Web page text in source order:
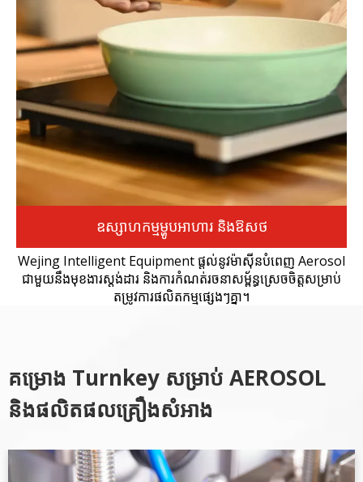
អាចបត់បែនបាន។
បំពេញតាមស្តង់ដារ GMP និង FDA យើងផ្តល់ជូននូវឧបករណ៍បំពេញ
បន្ទប់ស្អាតដែលសមរម្យសម្រាប់ថ្នាំបាញ់ថ្នាំ ផលិតផលថែរក្សាមាត់ និង
ប្រេងបាញ់អាហារ។ ការវាស់ស្ទង់ច្បាស់លាស់ និងបច្ចេកវិជ្ជាបំពេញគ្មានការ
ឧស្សាហកម្មម្ហូបអាហារ និងឱសថ
Wejing Intelligent Equipment ផ្តល់នូវម៉ាស៊ីនបំពេញ Aerosol
ជាមួយនឹងមុខងារស្តង់ដារ និងការកំណត់រចនាសម្ព័ន្ធស្រេចចិត្តសម្រាប់
តម្រូវការផលិតកម្មផ្សេងៗគ្នា។
គម្រោង Turnkey សម្រាប់ AEROSOL
និងផលិតផលគ្រឿងសំអាង